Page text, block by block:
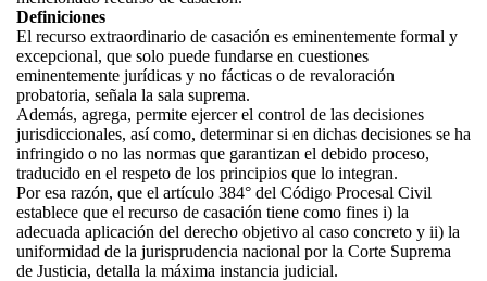
Definiciones
El recurso extraordinario de casación es eminentemente formal y
excepcional, que solo puede fundarse en cuestiones
eminentemente jurídicas y no fácticas o de revaloración
probatoria, señala la sala suprema.
Además, agrega, permite ejercer el control de las decisiones
jurisdiccionales, así como, determinar si en dichas decisiones se ha
infringido o no las normas que garantizan el debido proceso,
traducido en el respeto de los principios que lo integran.
Por esa razón, que el artículo 384° del Código Procesal Civil
establece que el recurso de casación tiene como fines i) la
adecuada aplicación del derecho objetivo al caso concreto y ii) la
uniformidad de la jurisprudencia nacional por la Corte Suprema
de Justicia, detalla la máxima instancia judicial.